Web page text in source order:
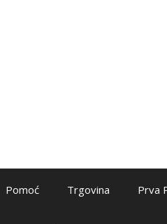
Pomoć Trgovina Prva